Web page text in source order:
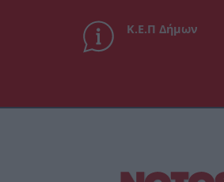
Κ.Ε.Π Δήμων